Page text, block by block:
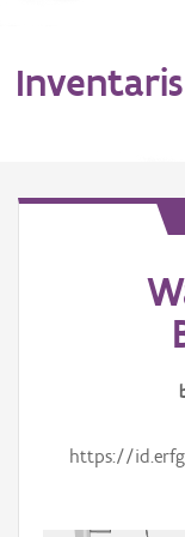
Inventaris
https://